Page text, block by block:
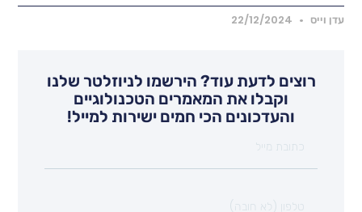
וייס 22/12/2024
רוצים לדעת עוד? הירשמו לניוזלטר שלנו
וקבלו את המאמרים הטכנולוגיים
והעדכונים הכי חמים ישירות למייל!